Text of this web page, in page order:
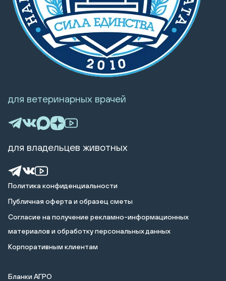
Политика конфиденциальности
Публичная оферта и образец сметы
Cогласие на получение рекламно-информационных
материалов и обработку персональных данных
Корпоративным клиентам
Бланки АГРО
для ветеринарных врачей
для владельцев животных